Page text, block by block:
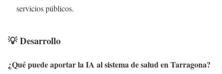
servicios públicos.
💡 Desarrollo
¿Qué puede aportar la IA al sistema de salud en Tarragona?